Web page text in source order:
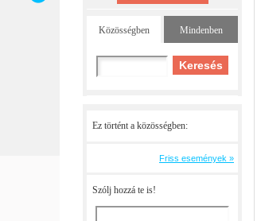
Közösségben Mindenben
Ez történt a közösségben:
Friss események »
Szólj hozzá te is!